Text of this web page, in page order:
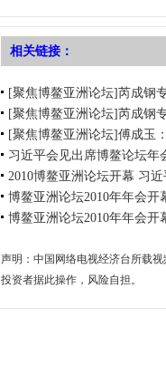
相关链接：
[聚焦博鳌亚洲论坛]芮成钢
[聚焦博鳌亚洲论坛]芮成钢
[聚焦博鳌亚洲论坛]傅成玉
习近平会见出席博鳌论坛年
2010博鳌亚洲论坛开幕 习
博鳌亚洲论坛2010年年会开
博鳌亚洲论坛2010年年会开
声明：中国网络电视经济台所载
投资者据此操作，风险自担。